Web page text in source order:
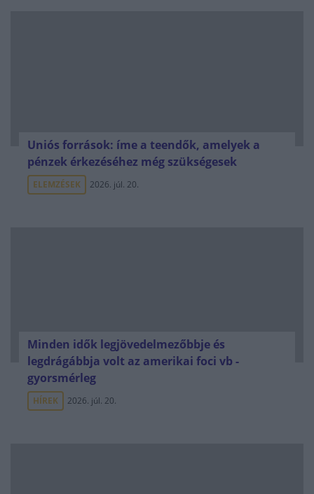
Uniós források: íme a teendők, amelyek a
pénzek érkezéséhez még szükségesek
ELEMZÉSEK 2026. júl. 20.
Minden idők legjövedelmezőbbje és
legdrágábbja volt az amerikai foci vb -
gyorsmérleg
HÍREK 2026. júl. 20.